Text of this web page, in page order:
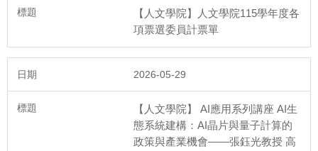
【人文學院】人文學院115學年度各
項票選委員計票單
2026-05-29
【人文學院】 AI應用系列講座 AI生
態系統建構：AI晶片與量子計算的
政策與產業機會——張鈺光教授 高